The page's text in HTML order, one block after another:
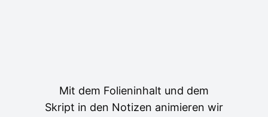
Mit dem Folieninhalt und dem
Skript in den Notizen animieren wir